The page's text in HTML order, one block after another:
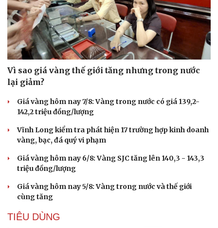
Vì sao giá vàng thế giới tăng nhưng trong nước
lại giảm?
Giá vàng hôm nay 7/8: Vàng trong nước có giá 139,2-
142,2 triệu đồng/lượng
Vĩnh Long kiểm tra phát hiện 17 trường hợp kinh doanh
vàng, bạc, đá quý vi phạm
Giá vàng hôm nay 6/8: Vàng SJC tăng lên 140,3 - 143,3
triệu đồng/lượng
Giá vàng hôm nay 5/8: Vàng trong nước và thế giới
cùng tăng
TIÊU DÙNG